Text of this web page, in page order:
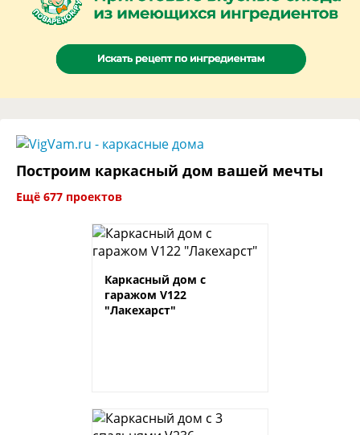
Построим каркасный дом вашей мечты
Ещё 677 проектов
Каркасный дом с
гаражом V122
"Лакехарст"